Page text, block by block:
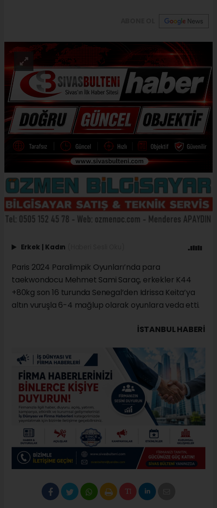
Erkek | Kadın
Paris 2024 Paralimpik Oyunları’nda para
taekwondocu Mehmet Sami Saraç, erkekler K44
+80kg son 16 turunda Senegal’den Idrissa Keita’ya
altın vuruşla 6-4 mağlup olarak oyunlara veda etti.
İSTANBUL HABERİ